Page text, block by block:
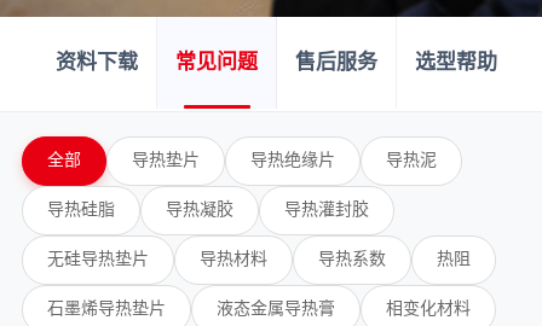
资料下载 常见问题 售后服务 选型帮助
全部 导热垫片 导热绝缘片 导热泥
导热硅脂 导热凝胶 导热灌封胶
无硅导热垫片 导热材料 导热系数 热阻
石墨烯导热垫片 液态金属导热膏 相变化材料